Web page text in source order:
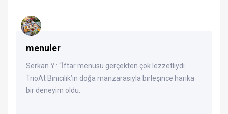
menuler
Serkan Y.: “İftar menüsü gerçekten çok lezzetliydi.
TrioAt Binicilik’in doğa manzarasıyla birleşince harika
bir deneyim oldu.